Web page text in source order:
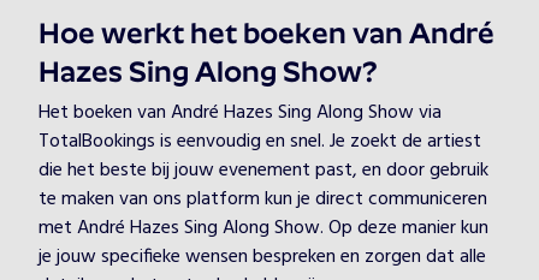
Hoe werkt het boeken van André
Hazes Sing Along Show?
Het boeken van André Hazes Sing Along Show via
TotalBookings is eenvoudig en snel. Je zoekt de artiest
die het beste bij jouw evenement past, en door gebruik
te maken van ons platform kun je direct communiceren
met André Hazes Sing Along Show. Op deze manier kun
je jouw specifieke wensen bespreken en zorgen dat alle